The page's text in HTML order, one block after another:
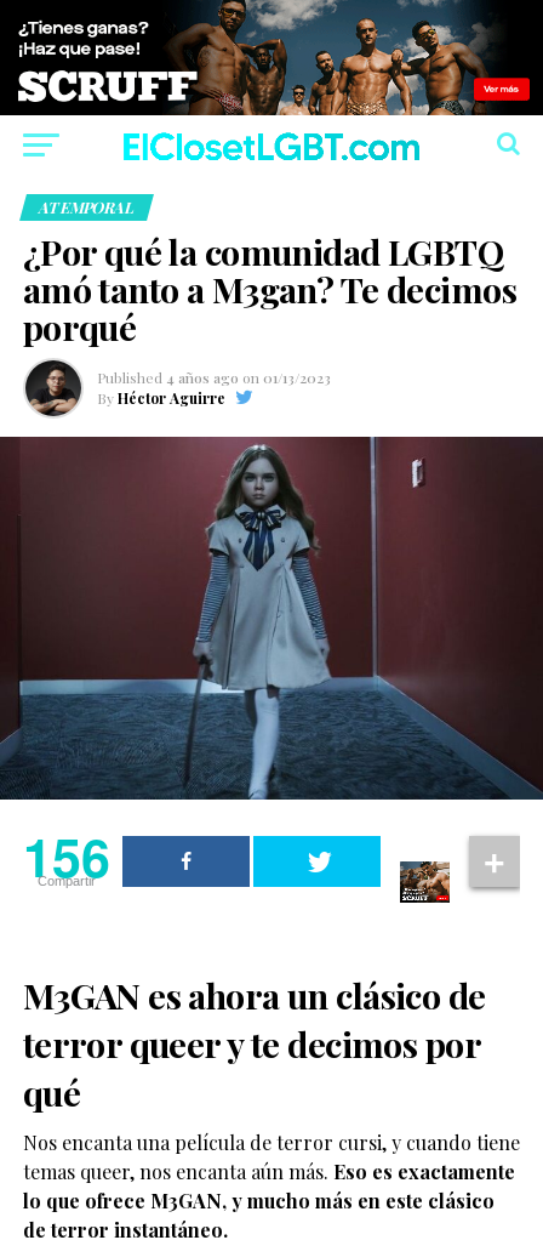
ATEMPORAL
¿Por qué la comunidad LGBTQ
amó tanto a M3gan? Te decimos
porqué
Published 4 años ago on 01/13/2023
By Héctor Aguirre
156
Compartir
M3GAN es ahora un clásico de
terror queer y te decimos por
qué
Nos encanta una película de terror cursi, y cuando tiene
temas queer, nos encanta aún más. Eso es exactamente
lo que ofrece M3GAN, y mucho más en este clásico
de terror instantáneo.